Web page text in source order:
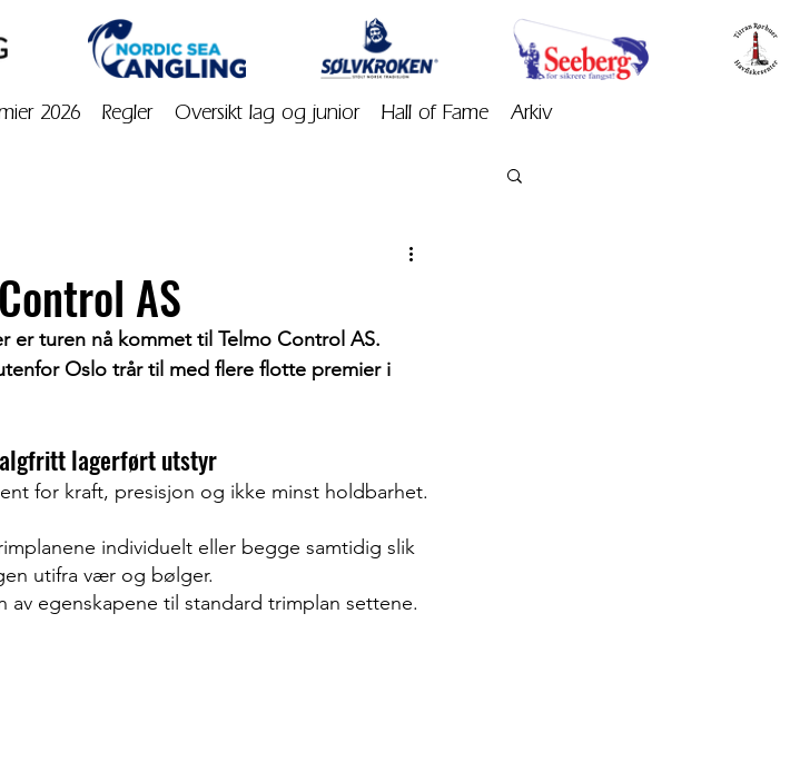
2026 Regler Oversikt lag og junior Hall of Fame Arkiv
AS
er turen nå kommet til Telmo Control AS.
Oslo trår til med flere flotte premier i
lagerført utstyr
for kraft, presisjon og ikke minst holdbarhet.
individuelt eller begge samtidig slik
utifra vær og bølger.
egenskapene til standard trimplan settene.